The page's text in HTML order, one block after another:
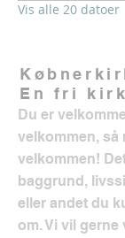
Vis alle 20 datoer
En fri
Du er
velkommen, så
velkommen!
baggrund,
eller andet du
om. Vi vil